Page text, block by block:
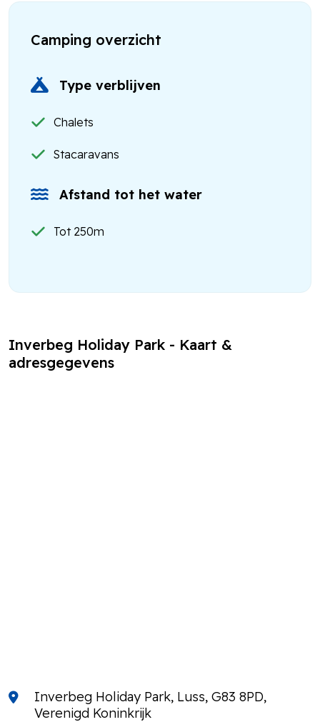
Camping overzicht
Type verblijven
Chalets
Stacaravans
Afstand tot het water
Tot 250m
Inverbeg Holiday Park - Kaart &
adresgegevens
Inverbeg Holiday Park, Luss, G83 8PD,
Verenigd Koninkrijk